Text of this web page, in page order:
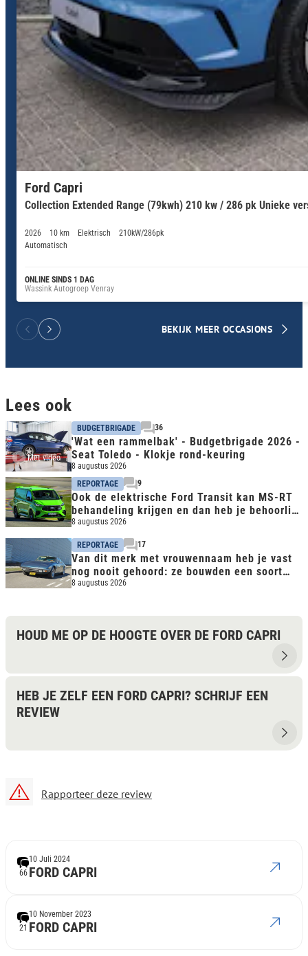
Ford Capri
Collection Extended Range (79kwh) 210 kw / 286 pk Unieke
2026 10 km Elektrisch
210kW/286pk
Automatisch
ONLINE SINDS 1 DAG
Wassink Autogroep Venray
BEKIJK MEER OCCASIONS
Lees ook
Met video
BUDGETBRIGADE 36
'Wat een rammelbak' - Budgetbrigade 2026 -
Seat Toledo - Klokje rond-keuring
8 augustus 2026
REPORTAGE
9
Ook de elektrische Ford Transit kan MS-RT
behandeling krijgen en dan heb je behoorlijk
snelle bus
8 augustus 2026
REPORTAGE 17
Van dit merk met vrouwennaam heb je vast
nog nooit gehoord: ze bouwden een soort
CLS avant la lettre
8 augustus 2026
HOUD ME OP DE HOOGTE OVER DE FORD CAPRI
HEB JE ZELF EEN FORD CAPRI? SCHRIJF EEN
REVIEW
Rapporteer deze review
66 FORD CAPRI
10 Juli 2024
21 FORD CAPRI
10 November 2023